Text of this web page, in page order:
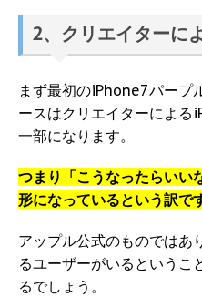
2、クリエイターに
まず最初のiPhone7パープ
ースはクリエイターによ
一部になります。
つまり「こうなったらいい
形になっているという訳で
アップル公式のものではあ
るユーザーがいるというこ
るでしょう。